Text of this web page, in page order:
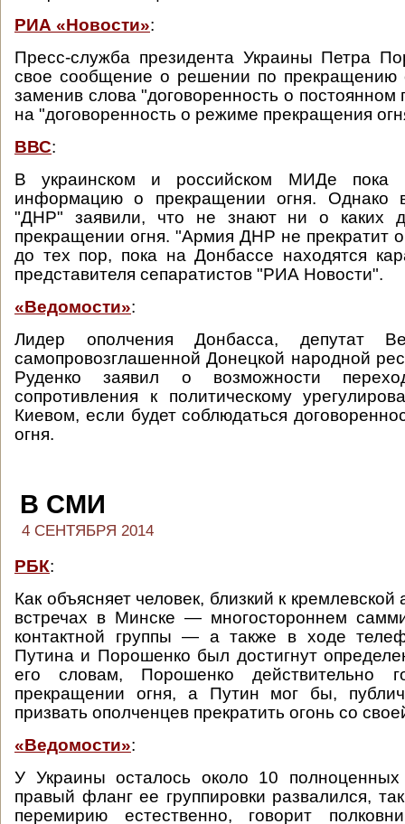
РИА «Новости»:
Пресс-служба президента Украины Петра
свое сообщение о решении по прекращению
заменив слова "договоренность о постоянном
на "договоренность о режиме прекращения
ВВС:
В украинском и российском МИДе пока
информацию о прекращении огня. Однако
"ДНР" заявили, что не знают ни о каких
прекращении огня. "Армия ДНР не прекратит
до тех пор, пока на Донбассе находятся
представителя сепаратистов "РИА Новости".
«Ведомости»:
Лидер ополчения Донбасса, депутат
самопровозглашенной Донецкой народной
Руденко заявил о возможности
сопротивления к политическому
Киевом, если будет соблюдаться
огня.
В СМИ
4 СЕНТЯБРЯ 2014
РБК:
Как объясняет человек, близкий к
встречах в Минске — многостороннем
контактной группы — а также в ходе
Путина и Порошенко был достигнут
его словам, Порошенко действительно
прекращении огня, а Путин мог бы,
призвать ополченцев прекратить огонь со
«Ведомости»:
У Украины осталось около 10 полноценных
правый фланг ее группировки развалился,
перемирию естественно, говорит